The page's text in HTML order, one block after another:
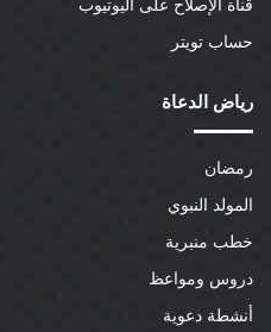
قناة الإصلاح على اليوتيوب
حساب تويتر
رياض الدعاة
رمضان
المولد النبوي
خطب منبرية
دروس ومواعظ
أنشطة دعوية